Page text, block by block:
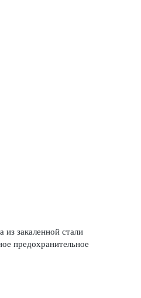
зака­л­енной стали
предо­х­ранительное